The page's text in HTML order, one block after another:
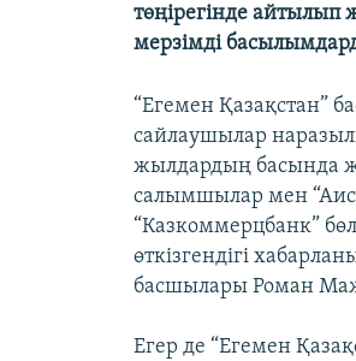
төңірегінде айтылып
мерзімді
“Егемен Қазақстан”
сайлаушылар
жылдардың басында
салымшылар мен
“Казкоммерцбанк”
өткізгендігі
басшылары Роман
Егер де “Егемен